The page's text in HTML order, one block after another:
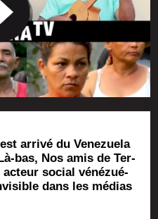
arri­vé du Vene­zue­la
bas, Nos amis de Ter­
acteur social véné­zué­
dans les médias